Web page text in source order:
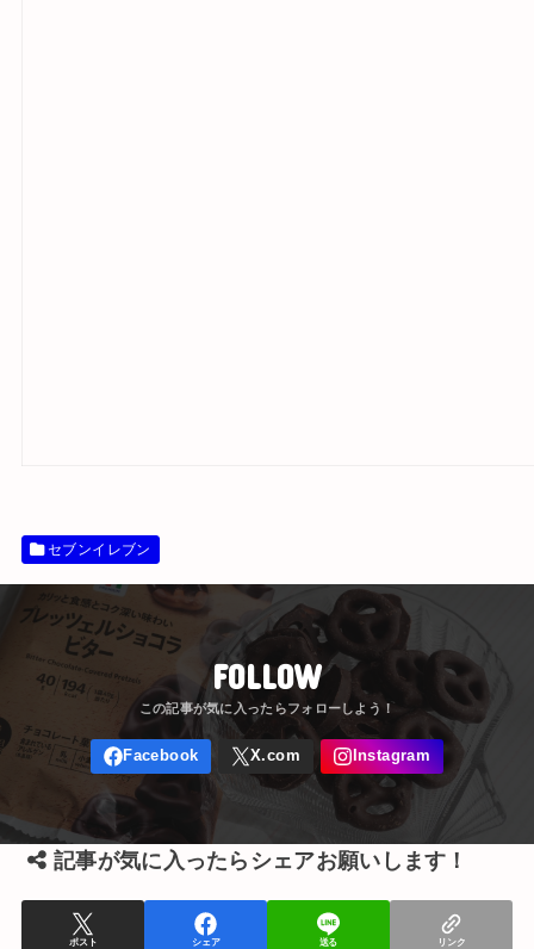
セブンイレブン
FOLLOW
記事が気に入ったらシェアお願いします！
ポスト シェア 送る リンク